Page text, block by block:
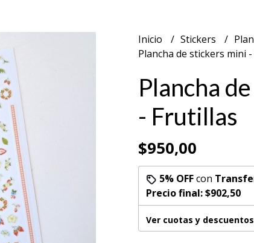
Inicio Stickers
Plancha de stickers mini
Plancha
- Frutillas
$950,00
5% OFFcon
Precio final:$902,50
Ver cuotas y descuentos